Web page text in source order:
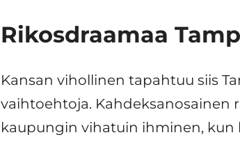
Rikosdraamaa
Kansan vihollinen tapahtuu siis
vaihtoehtoja. Kahdeksanosainen
kaupungin vihatuin ihminen, kun